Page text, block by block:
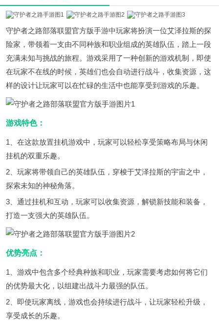
守护者之路部落联盟官方版手游中玩家将扮演一位艾泽拉斯的探
险家，带领着一支由不同种族和职业组成的英雄队伍，踏上一段
充满未知与挑战的旅程。游戏采用了一种创新的游戏机制，即使
在玩家不在线的时候，英雄们也会自动进行战斗，收集资源，这
样的设计让玩家可以在忙碌的生活中也能享受到游戏的乐趣。
游戏特色：
1、在这款放置挂机游戏中，玩家可以轻松享受策略布局与休闲
挂机的双重乐趣。
2、玩家将带领自己的英雄队伍，穿梭于艾泽拉斯的宇宙之中，
探索未知的神秘角落。
3、通过挂机和互动，玩家可以收集资源，解锁新技能和装备，
打造一支强大的英雄队伍。
优势亮点：
1、游戏中包含多个经典种族和职业，玩家需要考虑如何将它们
的优势最大化，以组建出战斗力最强的队伍。
2、即使玩家离线，游戏也会持续进行战斗，让玩家轻松升级，
享受成长的乐趣。